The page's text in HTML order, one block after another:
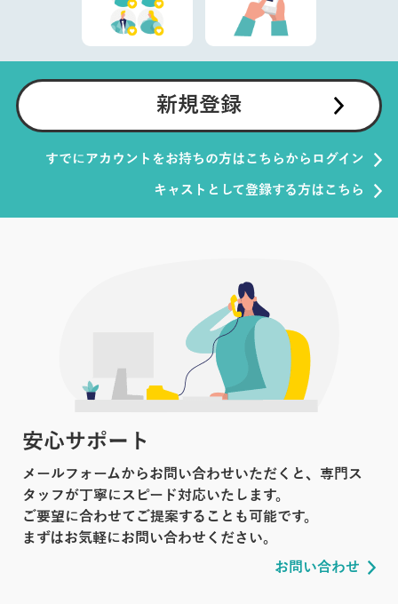
新規登録
すでにアカウントをお持ちの方はこちらからログイン
キャストとして登録する方はこちら
安心サポート
メールフォームからお問い合わせいただくと、専門ス
タッフが丁寧にスピード対応いたします。
ご要望に合わせてご提案することも可能です。
まずはお気軽にお問い合わせください。
お問い合わせ